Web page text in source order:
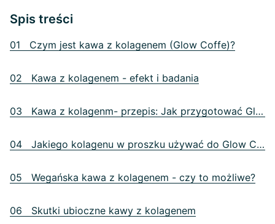
Spis treści
01 Czym jest kawa z kolagenem (Glow Coffe)?
02 Kawa z kolagenem - efekt i badania
03 Kawa z kolagenm- przepis: Jak przygotować Glow Coffe?
04 Jakiego kolagenu w proszku używać do Glow Coffee?
05 Wegańska kawa z kolagenem - czy to możliwe?
06 Skutki ubioczne kawy z kolagenem